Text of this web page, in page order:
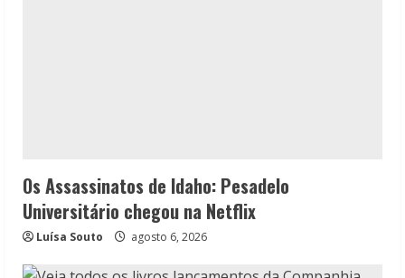
Os Assassinatos de Idaho: Pesadelo
Universitário chegou na Netflix
Luísa Souto agosto 6, 2026